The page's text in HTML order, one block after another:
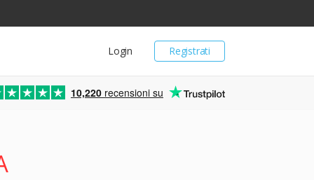
Registrati
Login
10,220 recensioni su